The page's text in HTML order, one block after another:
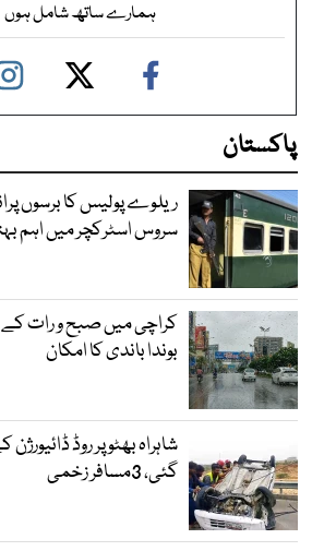
ہمارے ساتھ شامل ہوں
پاکستان
ریلوے پولیس کا برسوں
سروس اسٹرکچر میں اہم
کراچی میں صبح و رات کے
بوندا باندی کا امکان
شاہراہ بھٹو پر روڈ
گئی، 3مسافر زخمی